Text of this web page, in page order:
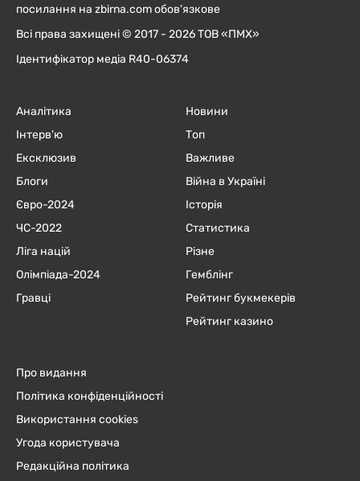
посилання на zbirna.com обов'язкове
Всі права захищені © 2017 - 2026 ТОВ «ПМХ»
Ідентифікатор медіа R40-06374
Аналітика
Інтерв'ю
Ексклюзив
Блоги
Євро-2024
ЧC-2022
Ліга націй
Олімпіада-2024
Гравці
Новини
Топ
Важливе
Війна в Україні
Історія
Статистика
Різне
Гемблінг
Рейтинг букмекерів
Рейтинг казино
Про видання
Політика конфіденційності
Використання cookies
Угода користувача
Редакційна політика